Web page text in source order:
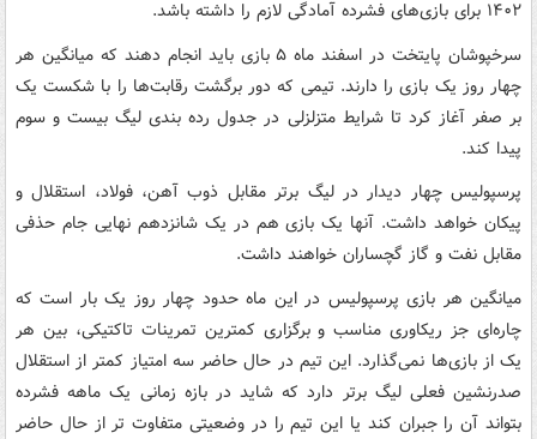
۱۴۰۲ برای بازی‌های فشرده آمادگی لازم را داشته باشد.
سرخپوشان پایتخت در اسفند ماه ۵ بازی باید انجام دهند که میانگین هر
چهار روز یک بازی را دارند. تیمی که دور برگشت رقابت‌ها را با شکست یک
بر صفر آغاز کرد تا شرایط متزلزلی در جدول رده بندی لیگ بیست و سوم
پیدا کند.
پرسپولیس چهار دیدار در لیگ برتر مقابل ذوب آهن، فولاد، استقلال و
پیکان خواهد داشت. آنها یک بازی هم در یک شانزدهم نهایی جام حذفی
مقابل نفت و گاز گچساران خواهند داشت.
میانگین هر بازی پرسپولیس در این ماه حدود چهار روز یک بار است که
چاره‌ای جز ریکاوری مناسب و برگزاری کمترین تمرینات تاکتیکی، بین هر
یک از بازی‌ها نمی‌گذارد. این تیم در حال حاضر سه امتیاز کمتر از استقلال
صدرنشین فعلی لیگ برتر دارد که شاید در بازه زمانی یک ماهه فشرده
بتواند آن را جبران کند یا این تیم را در وضعیتی متفاوت تر از حال حاضر